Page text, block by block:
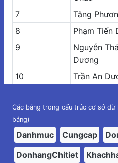
7 Tăng
8
Phạm Tiến
9
Nguyễn
Dương
10 Trần An
12
Vũ Hương
13
Nguyễn
Hà
14
Nguyễn Lê
Các bảng trong cấu trúc cơ sở
bảng)
Danhmuc Cungcap
DonhangChitiet